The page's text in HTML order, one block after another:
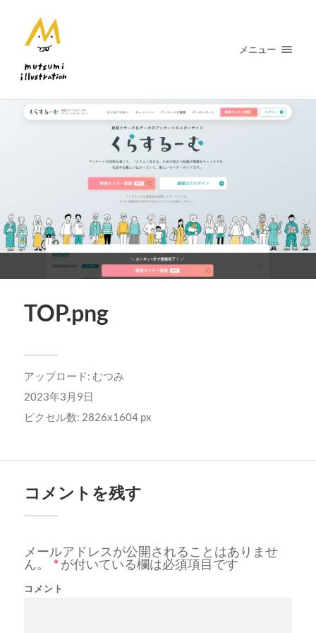
メニュー
TOP.png
アップロード: むつみ
2023年3月9日
ピクセル数: 2826x1604 px
コメントを残す
メールアドレスが公開されることはありませ
ん。
*が付いている欄は必須項目です
コメント